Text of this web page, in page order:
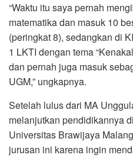
“Waktu itu saya pernah
matematika dan masuk 10
(peringkat 8), sedangkan di
1 LKTI dengan tema
dan pernah juga masuk
UGM,” ungkapnya.
Setelah lulus dari MA
melanjutkan pendidikannya
Universitas Brawijaya
jurusan ini karena ingin